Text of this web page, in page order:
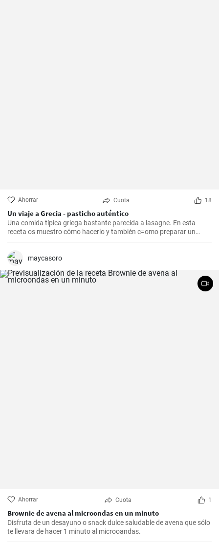
Ahorrar Cuota 18
Un viaje a Grecia - pasticho auténtico
Una comida típica griega bastante parecida a lasagne. En esta
receta os muestro cómo hacerlo y también c=omo preparar un
bechamel auténtico.
maycasoro
Ahorrar Cuota 1
Brownie de avena al microondas en un minuto
Disfruta de un desayuno o snack dulce saludable de avena que sólo
te llevara de hacer 1 minuto al microoandas.